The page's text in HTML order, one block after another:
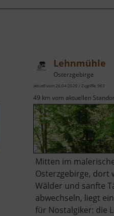
Lehnmühle
Osterzgebirge
aktuell vom 26.04.2026 / Zugriffe: 963
49 km vom aktuellen
Mitten im
Osterzgebirge, dort
Wälder und sanfte
abwechseln, liegt
für Nostalgiker: die